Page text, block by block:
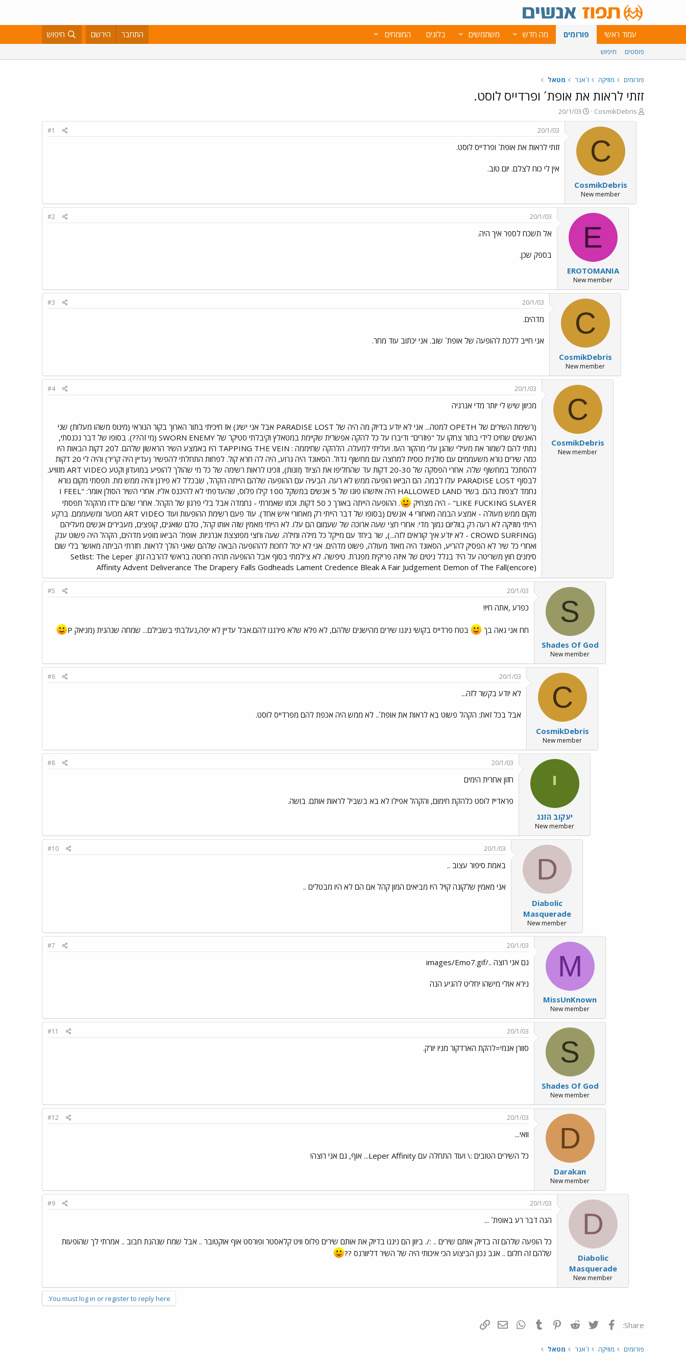
עמוד ראשי פורומים מה חדש משתמשים בלוגים המומחים התחבר הירשם חיפוש
פוסטים חיפוש
פורומים מוזיקה ז`אנר מטאל
זזתי לראות את אופת´ ופרדייס לוסט.
פ
ו
CosmikDebris
פ
ו
ס
ת
ר
י
ך
20/1/03
C
CosmikDebris
New member
20/1/03
#1
זזתי לראות את אופת´ ופרדייס לוסט.
אין לי כוח לצלם. יום טוב.
E
EROTOMANIA
New member
20/1/03
#2
אל תשכח לספר איך היה.
בספק שכן.
C
CosmikDebris
New member
20/1/03
#3
מדהים.
אני חייב ללכת להופעה של אופת´ שוב. אני יכתוב עוד מחר.
C
CosmikDebris
New member
20/1/03
#4
מכיוון שיש לי יותר מדי אנרגיה
(רשימת השירים של OPETH למטה... אני לא יודע בדיוק מה היה של PARADISE LOST אבל אני ישיג) אז חיכיתי בתור הארוך בקור הנוראי (מינוס משהו מעלות) שני
האנשים שחיכו לידי בתור צחקו על "פוזרים" ודיברו על כל להקה אפשרית שקיימת במטאלץ וקיבלתי סטיקר של SWORN ENEMY (מי זה??). בסופו של דבר נכנסתי,
נתתי להם לשמור את מעילי שהגן עלי מהקור העז. ועליתי למעלה. הלהקה שחיממה : TAPPING THE VEIN היו באמצע השיר הראשון שלהם. ל20 דקות הבאות היו
כמה שירים נורא משעממים עם סולנית כוסית למחצה עם מחשוף גדול. הסאונד היה גרוע, היה לה חרא קול. לפחות התחלתי להפשיר (עדיין היה קריר) והיה לי 20 דקות
להסתכל במחשוף שלה. אחרי הפסקה של 20-30 דקות עד שהחליפו את הציוד (זונות), וזכינו לראות רשימה של כל מי שהולך להופיע במועדון וקטע ART VIDEO מזוויע.
לבסוף PARADISE LOST עלו לבמה. הם הביאו הופעה ממש לא רעה. הבעיה עם ההופעה שלהם הייתה הקהל, שבכלל לא פירגן והיה ממש מת. תפסתי מקום נורא
נחמד לצפות בהם. בשיר HALLOWED LAND היה איזשהו פוגו של 5 אנשים במשקל 100 קילו פלוס, שהעדפתי לא להיכנס אליו. אחרי השיר הסולן אומר: "I FEEL
LIKE FUCKING SLAYER" - היה מצחיק
. ההופעה הייתה באורך כ 50 דקות. וכמו שאמרתי - נחמדה אבל בלי פרגון של הקהל. אחרי שהם ירדו מהקהל תפסתי
מקום ממש מעולה - אמצע הבמה מאחורי 4 אנשים (בסופו של דבר הייתי רק מאחורי איש אחד). עוד פעם רשימת ההופעות ועוד ART VIDEO מכוער ומשעממם. ברקע
הייתי מוזיקה לא רעה רק בווליום נמוך מדי. אחרי חצי שעה ארוכה של שעמום הם עלו. לא הייתי מאמין שזה אותו קהל, כולם שואגים, קופצים, מעבירים אנשים מעליהם
(CROWD SURFING - לא יודע איך קוראים לזה...), שר ביחד עם מייקל כל מילה ומילה. שעה וחצי מפוצצת אנרגיות. אופת´ הביאו מופע מדהים, הקהל היה פשוט ענק
ואחרי כל שיר לא הפסיק להריע, הסאונד היה מאוד מעולה, פשוט מדהים. אני לא יכול לחכות לההופעה הבאה שלהם שאני הולך לראות. חזרתי הביתה מאושר בלי שום
סימנים חוץ משריטה על היד בגלל ניטים של איזה פריקית מפגרת. טיפשה. לא צילמתי בסוף אבל ההופעה תהיה חרוטה בראשי להרבה זמן. Setlist: The Leper
Affinity Advent Deliverance The Drapery Falls Godheads Lament Credence Bleak A Fair Judgement Demon of The Fall(encore)
S
Shades Of God
New member
20/1/03
#5
כפרע ,אתה חי!!
חח אני גאה בך בטח פרדייס בקושי ניגנו שירים מהישנים שלהם, לא פלא שלא פירגנו להם.אבל עדיין לא יפה,נעלבתי בשבילם... שמחה שנהנית (מניאק P
C
CosmikDebris
New member
20/1/03
#6
לא יודע בקשר לזה...
אבל בכל זאת: הקהל פשוט בא לראות את אופת´.. לא ממש היה אכפת להם מפרדייס לוסט.
י
יעקוב הזגג
New member
20/1/03
#8
חזון אחרית הימים
פראדייז לוסט כלהקת חימום, והקהל אפילו לא בא בשביל לראות אותם. בושה.
D
Diabolic
Masquerade
New member
20/1/03
#10
באמת סיפור עצוב ..
אני מאמין שלקונה קויל היו מביאים המון קהל אם הם לא היו מבטלים ..
M
MissUnKnown
New member
20/1/03
#7
גם אני רוצה ../images/Emo7.gif
נירא אולי מישהו יחליט להגיע הנה
S
Shades Of God
New member
20/1/03
#11
סוורן אנמי=להקת הארדקור מניו יורק.
D
Darakan
New member
20/1/03
#12
וואי...
כל השירים הטובים :\ ועוד התחלה עם Leper Affinity... אוף, גם אני רוצה!
D
Diabolic
Masquerade
New member
20/1/03
#9
הנה דבר רע באופת´ ...
כל הופעה שלהם זה בדיוק אותם שירים .. :/. ביוון הם ניגנו בדיוק את אותם שירים פלוס וויט קלאסטר ופורסט אוף אוקטובר .. אבל שמח שנהנת חבוב .. אמרתי לך שהופעות
שלהם זה חלום .. אגב נכון הביצוע הכי איכותי היה של השיר דליוורנס ??
You must log in or register to reply here.
Share: פייסבוק Twitter
Reddit
Pinterest
Tumblr
WhatsAppדואר אלקטרוני
פורומים מוזיקה ז`אנר מטאל